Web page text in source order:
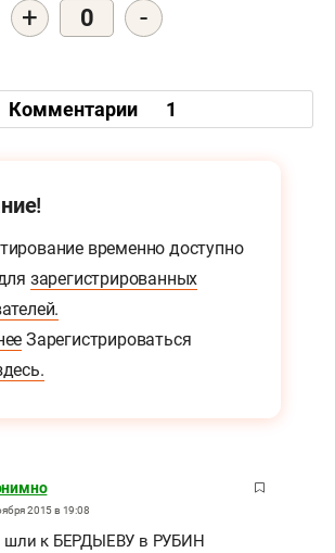
+ 0 -
Комментарии 1
временно доступно
зарегистрированных
Зарегистрироваться
2015 в 19:08
шли к БЕРДЫЕВУ в РУБИН